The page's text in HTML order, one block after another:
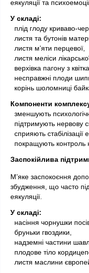
еякуляції та
У складі:
плід глоду криваво-
листя та бутонів
листя м’яти перцевої,
листя меліси
верхівка пагону з
несправжні плоди
корінь шоломниці
Компоненти
зменшують
підтримують нервову
сприяють стабілізації
покращують контроль
Заспокійлива
М’яке заспокоєння
збудження, що часто
еякуляції.
У складі:
насіння чорнушки
бруньки гвоздики,
надземні частини
плодове тіло
листя маслини